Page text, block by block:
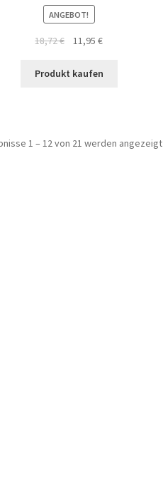
ANGEBOT!
18,72€ 11,95 €
Produkt kaufen
1 – 12 von 21 werden angezeigt